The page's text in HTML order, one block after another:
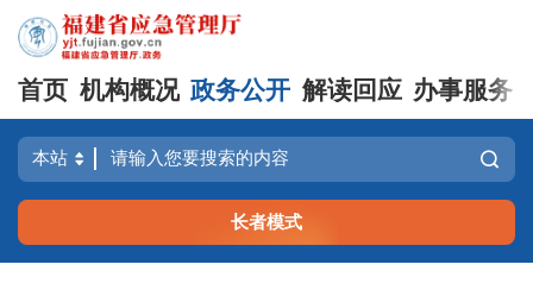
首页 机构概况 政务公开 解读回应 办事服务
长者模式